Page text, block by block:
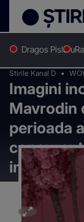
Dragos Pislaru
Stirile Kanal D
Imagini
Mavrodin
perioada